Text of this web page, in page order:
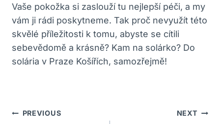
Vaše pokožka si ‍zaslouží tu nejlepší ​péči, a my
vám ji‌ rádi poskytneme. Tak proč ‌nevyužít této
⁤skvělé příležitosti k tomu, abyste se cítili
sebevědomě a krásně? Kam na solárko? Do
solária v​ Praze Košířích, samozřejmě!
Navigace
PREVIOUS NEXT